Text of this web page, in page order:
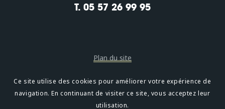
T. 05 57 26 99 95
Plan du site
Mentions légales
Confidentialité
Ce site utilise des cookies pour améliorer votre expérience de
navigation. En continuant de visiter ce site, vous acceptez leur
utilisation.